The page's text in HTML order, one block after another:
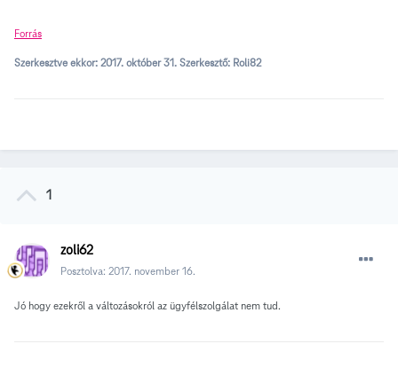
Forrás
Szerkesztve ekkor: 2017. október 31. Szerkesztő: Roli82
1
zoli62
Posztolva: 2017. november 16.
Jó hogy ezekről a változásokról az ügyfélszolgálat nem tud.